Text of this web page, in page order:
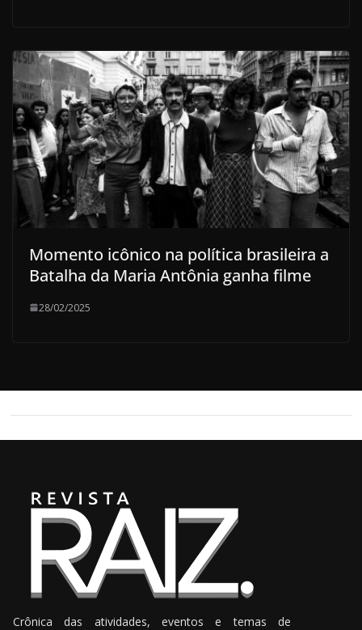
Momento icônico na política brasileira a
Batalha da Maria Antônia ganha filme
28/02/2025
Crônica das atividades, eventos e temas de